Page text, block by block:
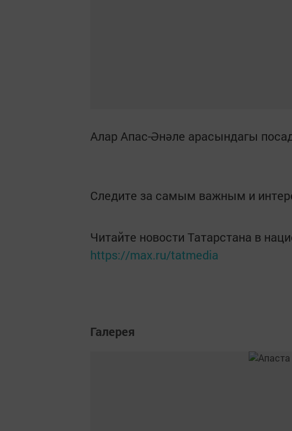
Алар Апас-Әнәле арасындагы
Следите за самым важным и
Читайте новости Татарстана в
https://max.ru/tatmedia
Галерея